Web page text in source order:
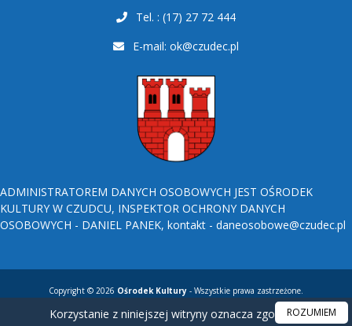
Tel. : (17) 27 72 444
E-mail: ok@czudec.pl
ADMINISTRATOREM DANYCH OSOBOWYCH JEST OŚRODEK
KULTURY W CZUDCU, INSPEKTOR OCHRONY DANYCH
OSOBOWYCH - DANIEL PANEK, kontakt - daneosobowe@czudec.pl
Copyright © 2026 Ośrodek Kultury - Wszystkie prawa zastrzeżone.
Korzystanie z niniejszej witryny oznacza zgodę naROZUMIEM